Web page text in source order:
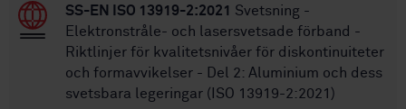
SS-EN ISO 13919-2:2021
Svetsning -
Elektronstråle- och lasersvetsade förband -
Riktlinjer för kvalitetsnivåer för diskontinuiteter
och formavvikelser - Del 2: Aluminium och dess
svetsbara legeringar (ISO 13919-2:2021)